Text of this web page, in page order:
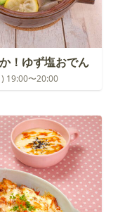
！ゆず塩おでん
19:00〜20:00